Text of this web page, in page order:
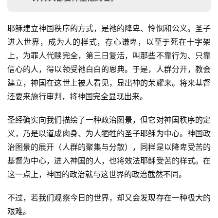
首
耶稣建立神国秩序的方式，是祂的降卑、怜悯和公义。圣子
进入世界，成为人的样式，存心谦卑，以至于死在十字架
上，为罪人代赎完全，第三日复活，叫那些不靠行为、只靠
信心的人，得以领受祂白白的恩典。于是，人群分开，教会
建立，神国在这世上被人看见，显出神的荣耀来。将来基督
还要来施行审判，将神国完全显现出来。
圣经确实向我们描绘了一种政治图景，但它对神国秩序的定
义，乃是以道成肉身、为人牺牲的圣子耶稣为中心。神国政
治图景的展开（人群的聚集与分散），同样是以降卑受苦的
基督为中心，进入神国的人，也将效法耶稣受苦的样式。在
这一点上，神国的政治就与这世界的政治截然不同。
不过，若我们观察今日的世界，却又会发现存在一种极大的
艰难。